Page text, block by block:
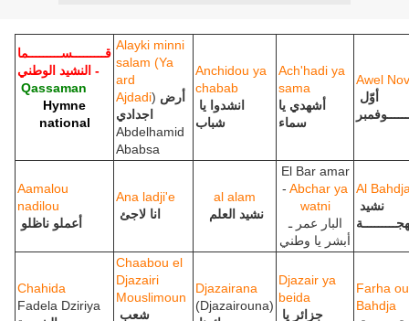
قـــــــــســـــــــما
- النشيد الوطني
Qassaman
Hymne
national
Alayki minni
salam (Ya
ard
Ajdadi)
اجدادي
Abdelhamid
Ababsa
Anchidou ya
chabab
شباب
Ach'hadi ya
sama
أشهدي يا
سماء
Awel
Aamalou
nadilou
أعملو ناظلو
Ana ladji'e
انا لاجئ
al alam
نشيد العلم
El Bar amar
- Abchar ya
watni
البار عمر ـ
أبشر يا وطني
Al
Chahida
Fadela Dziriya
Chaabou el
Djazairi
Mouslimoun
Djazairana
(Djazairouna)
Djazair ya
beida
Farha ou
Bahdja